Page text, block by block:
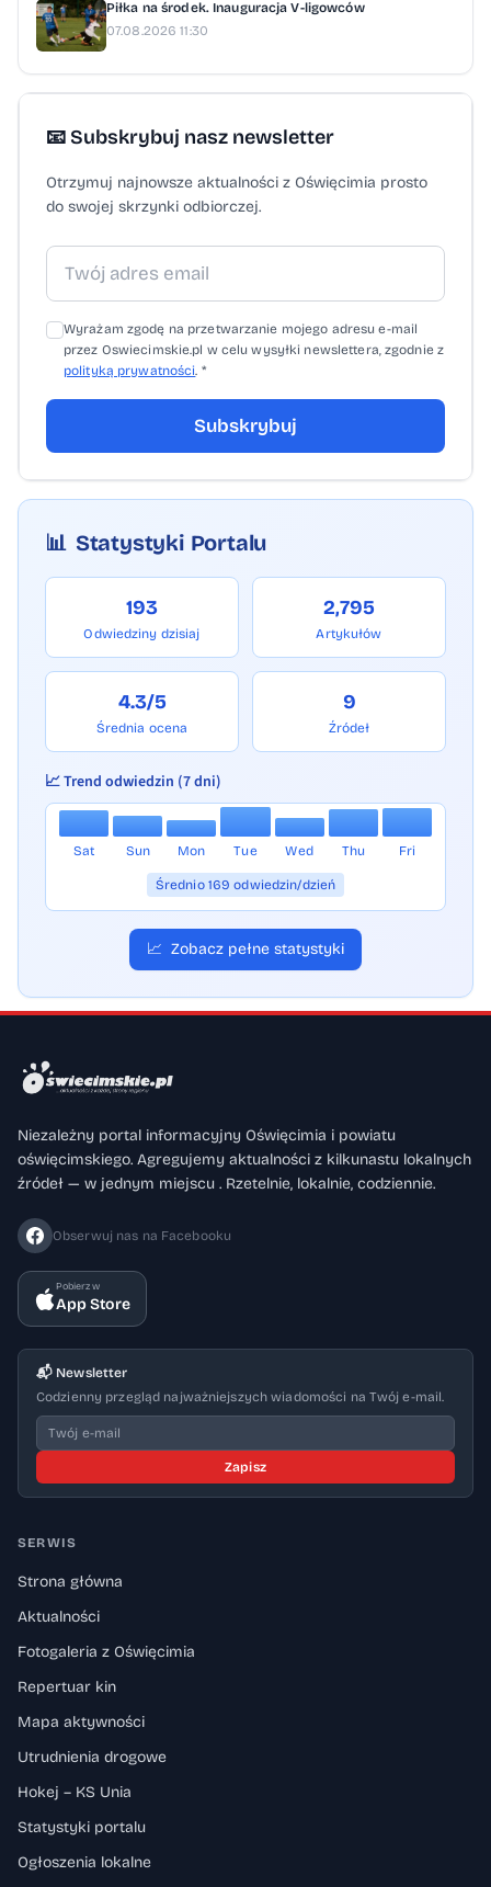
Piłka na środek. Inauguracja V-ligowców
07.08.2026 11:30
📧 Subskrybuj nasz newsletter
Otrzymuj najnowsze aktualności z Oświęcimia prosto
do swojej skrzynki odbiorczej.
Wyrażam zgodę na przetwarzanie mojego adresu e-mail
przez Oswiecimskie.pl w celu wysyłki newslettera, zgodnie z
polityką prywatności. *
Subskrybuj
📊 Statystyki Portalu
193
Odwiedziny dzisiaj
2,795
Artykułów
4.3/5
Średnia ocena
9
Źródeł
📈 Trend odwiedzin (7 dni)
Sat Sun Mon Tue Wed Thu Fri
Średnio 169 odwiedzin/dzień
📈 Zobacz pełne statystyki
Niezależny portal informacyjny Oświęcimia i powiatu
oświęcimskiego. Agregujemy aktualności z kilkunastu lokalnych
źródeł — w jednym miejscu . Rzetelnie, lokalnie, codziennie.
Obserwuj nas na Facebooku
Pobierz w
App Store
📬 Newsletter
Codzienny przegląd najważniejszych wiadomości na Twój e-mail.
Zapisz
SERWIS
Strona główna
Aktualności
Fotogaleria z Oświęcimia
Repertuar kin
Mapa aktywności
Utrudnienia drogowe
Hokej – KS Unia
Statystyki portalu
Ogłoszenia lokalne